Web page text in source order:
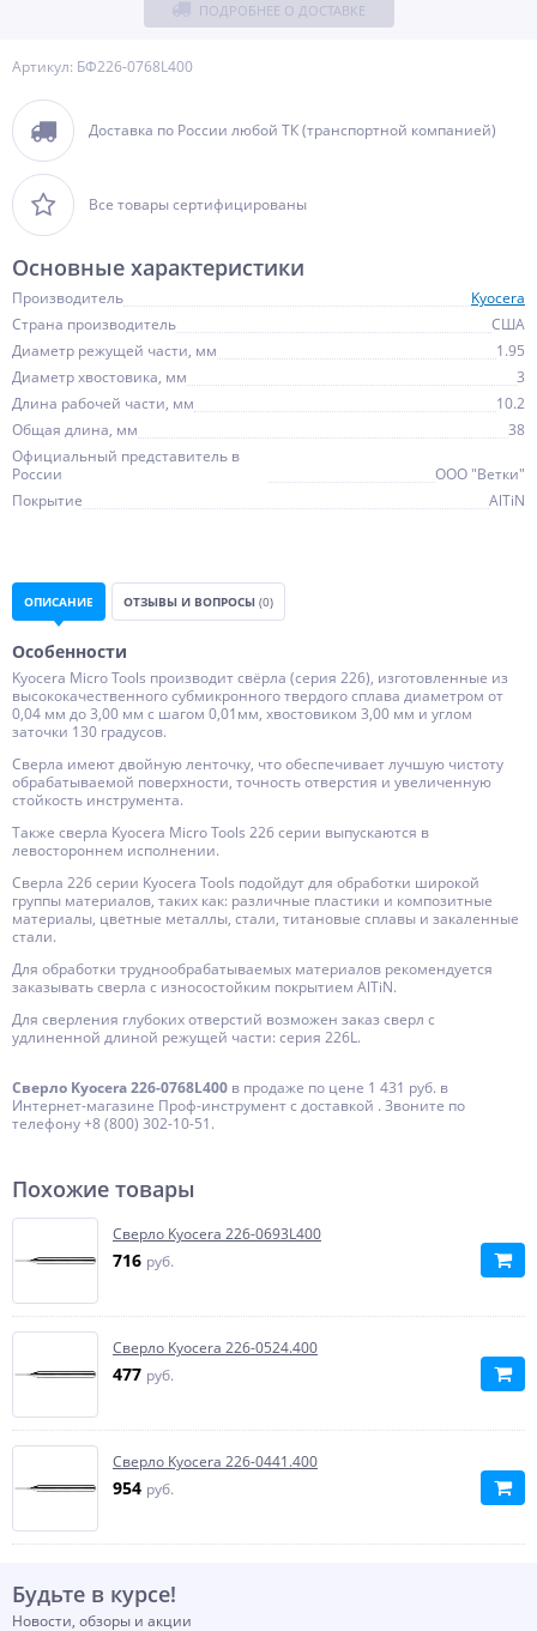
Артикул: БФ226-0768L400
Доставка по России любой ТК (транспортной компанией)
Все товары сертифицированы
ПОДРОБНЕЕ О ДОСТАВКЕ
Основные характеристики
Производитель
Kyocera
Страна производитель
США
Диаметр режущей части, мм
1.95
Диаметр хвостовика, мм
3
Длина рабочей части, мм
10.2
Общая длина, мм
38
Официальный представитель в
России
ООО "Ветки"
Покрытие
AlTiN
ОПИСАНИЕ ОТЗЫВЫ И ВОПРОСЫ (0)
Особенности
Kyocera Micro Tools производит свёрла (серия 226), изготовленные из
высококачественного субмикронного твердого сплава диаметром от
0,04 мм до 3,00 мм с шагом 0,01мм, хвостовиком 3,00 мм и углом
заточки 130 градусов.
Сверла имеют двойную ленточку, что обеспечивает лучшую чистоту
обрабатываемой поверхности, точность отверстия и увеличенную
стойкость инструмента.
Также сверла Kyocera Micro Tools 226 серии выпускаются в
левостороннем исполнении.
Сверла 226 серии Kyocera Tools подойдут для обработки широкой
группы материалов, таких как: различные пластики и композитные
материалы, цветные металлы, стали, титановые сплавы и закаленные
стали.
Для обработки труднообрабатываемых материалов рекомендуется
заказывать сверла с износостойким покрытием AlTiN.
Для сверления глубоких отверстий возможен заказ сверл с
удлиненной длиной режущей части: серия 226L.
Сверло Kyocera 226-0768L400 в продаже по цене 1 431 руб. в
Интернет-магазине Проф-инструмент с доставкой . Звоните по
телефону +8 (800) 302-10-51.
Похожие товары
Сверло Kyocera 226-0693L400
716 руб.
Сверло Kyocera 226-0524.400
477 руб.
Сверло Kyocera 226-0441.400
954 руб.
Будьте в курсе!
Новости, обзоры и акции